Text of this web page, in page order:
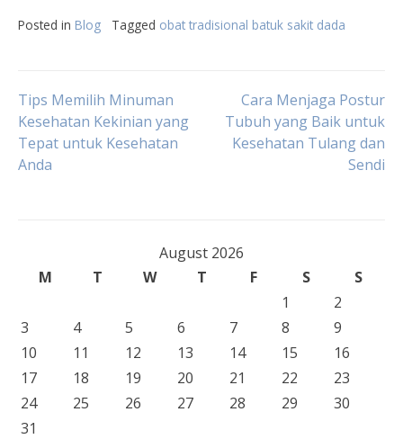
Posted in Blog Tagged obat tradisional batuk sakit dada
Post
navigation
Tips Memilih Minuman
Kesehatan Kekinian yang
Tepat untuk Kesehatan
Anda
Cara Menjaga Postur
Tubuh yang Baik untuk
Kesehatan Tulang dan
Sendi
August 2026
M
T W T F S
S
1
2
3
4 5 6 7 8
9
10
11 12 13 14 15
16
17
18 19 20 21 22
23
24
25 26 27 28 29
30
31